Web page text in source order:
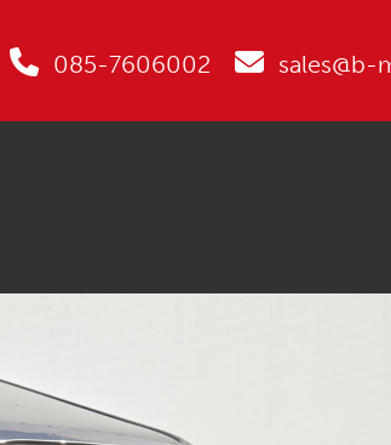
085-7606002 sales@b-